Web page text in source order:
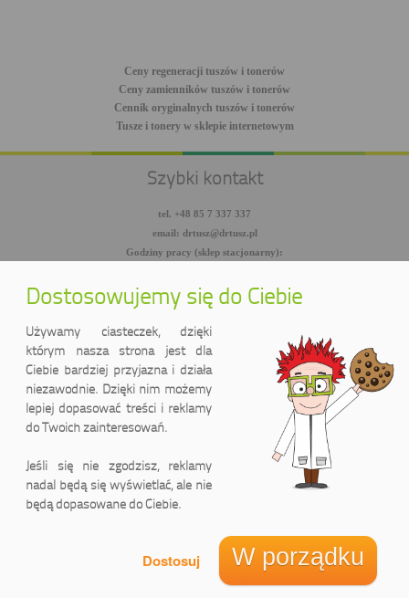
Ceny regeneracji tuszów i tonerów
Ceny zamienników tuszów i tonerów
Cennik oryginalnych tuszów i tonerów
Tusze i tonery w sklepie internetowym
Szybki kontakt
tel. +48 85 7 337 337
email: drtusz@drtusz.pl
Godziny pracy (sklep stacjonarny):
facebook.com/DrTusz
youtube.com/DrTusz
DrTusz Sp. z o.o.
(Pasaż handlowy LIDER)
15-888 Białystok, Polska
Informacja o cookies
Dostosowujemy się do Ciebie
Używamy ciasteczek, dzięki
którym nasza strona jest dla
Ciebie bardziej przyjazna i działa
niezawodnie. Dzięki nim możemy
lepiej dopasować treści i reklamy
do Twoich zainteresowań.
Jeśli się nie zgodzisz, reklamy
nadal będą się wyświetlać, ale nie
będą dopasowane do Ciebie.
W porządku